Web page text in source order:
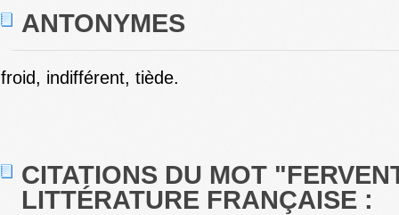
ANTONYMES
froid, indifférent, tiède.
CITATIONS DU MOT
LITTÉRATURE FRANÇAISE :